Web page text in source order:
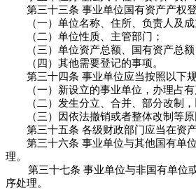
第三十三条 事业单位国有资产产权登
（一）单位名称、住所、负责人及成
（二）单位性质、主管部门；
（三）单位资产总额、国有资产总额
（四）其他需要登记的事项。
第三十四条 事业单位应当按照以下规
（一）新设立的事业单位，办理占有
（二）发生分立、合并、部分改制，
（三）因依法撤销或者整体改制等原
第三十五条 各级财政部门应当在资产
第三十六条 事业单位与其他国有单位
理。
第三十七条 事业单位与非国有单位
序处理。